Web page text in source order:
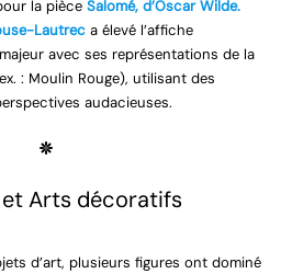
la pièce Salomé, d’Oscar Wilde.
Lautreca élevé l’affiche
avec ses représentations de la
: Moulin Rouge), utilisant des
audacieuses.
Arts décoratifs
d’art, plusieurs figures ont dominé